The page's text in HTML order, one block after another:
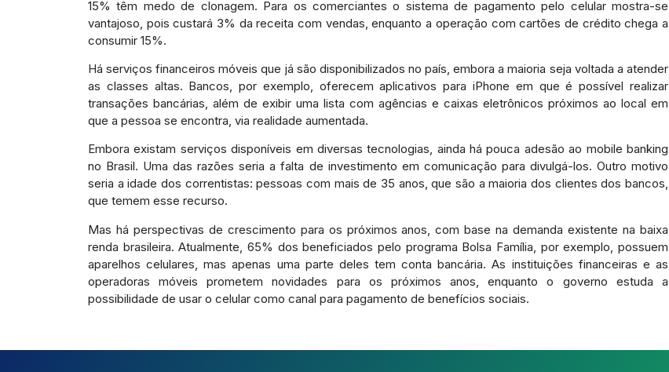
15% têm medo de clonagem. Para os comerciantes o sistema de pagamento pelo celular mostra-se
vantajoso, pois custará 3% da receita com vendas, enquanto a operação com cartões de crédito chega a
consumir 15%.
Há serviços financeiros móveis que já são disponibilizados no país, embora a maioria seja voltada a atender
as classes altas. Bancos, por exemplo, oferecem aplicativos para iPhone em que é possível realizar
transações bancárias, além de exibir uma lista com agências e caixas eletrônicos próximos ao local em
que a pessoa se encontra, via realidade aumentada.
Embora existam serviços disponíveis em diversas tecnologias, ainda há pouca adesão ao mobile banking
no Brasil. Uma das razões seria a falta de investimento em comunicação para divulgá-los. Outro motivo
seria a idade dos correntistas: pessoas com mais de 35 anos, que são a maioria dos clientes dos bancos,
que temem esse recurso.
Mas há perspectivas de crescimento para os próximos anos, com base na demanda existente na baixa
renda brasileira. Atualmente, 65% dos beneficiados pelo programa Bolsa Família, por exemplo, possuem
aparelhos celulares, mas apenas uma parte deles tem conta bancária. As instituições financeiras e as
operadoras móveis prometem novidades para os próximos anos, enquanto o governo estuda a
possibilidade de usar o celular como canal para pagamento de benefícios sociais.